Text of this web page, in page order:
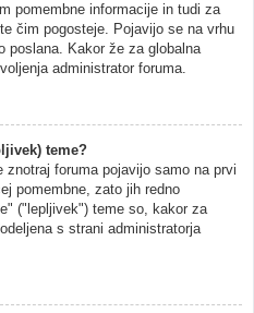
pomembne informacije in tudi za
čim pogosteje. Pojavijo se na vrhu
poslana. Kakor že za globalna
administrator foruma.
teme?
foruma pojavijo samo na prvi
pomembne, zato jih redno
("lepljivek") teme so, kakor za
s strani administratorja